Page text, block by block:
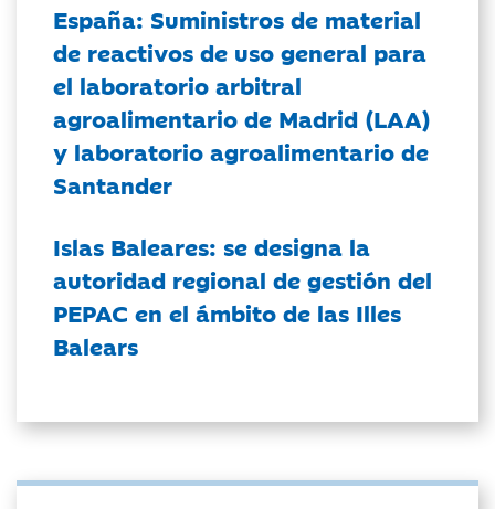
España: Suministros de material
de reactivos de uso general para
el laboratorio arbitral
agroalimentario de Madrid (LAA)
y laboratorio agroalimentario de
Santander
Islas Baleares: se designa la
autoridad regional de gestión del
PEPAC en el ámbito de las Illes
Balears